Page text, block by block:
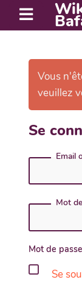
Vous
veuillez
Se
Email
Mot
Mot de
Se